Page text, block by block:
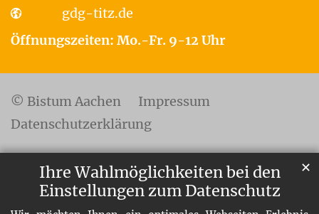
Ihre Wahlmöglichkeiten bei den
Einstellungen zum Datenschutz
✕
gdg-titz.de
Öffnungszeiten: Mo.-Fr. 9-12 Uhr
© Bistum Aachen
Impressum
Datenschutzerklärung